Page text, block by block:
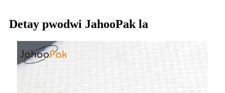
Detay pwodwi JahooPak la